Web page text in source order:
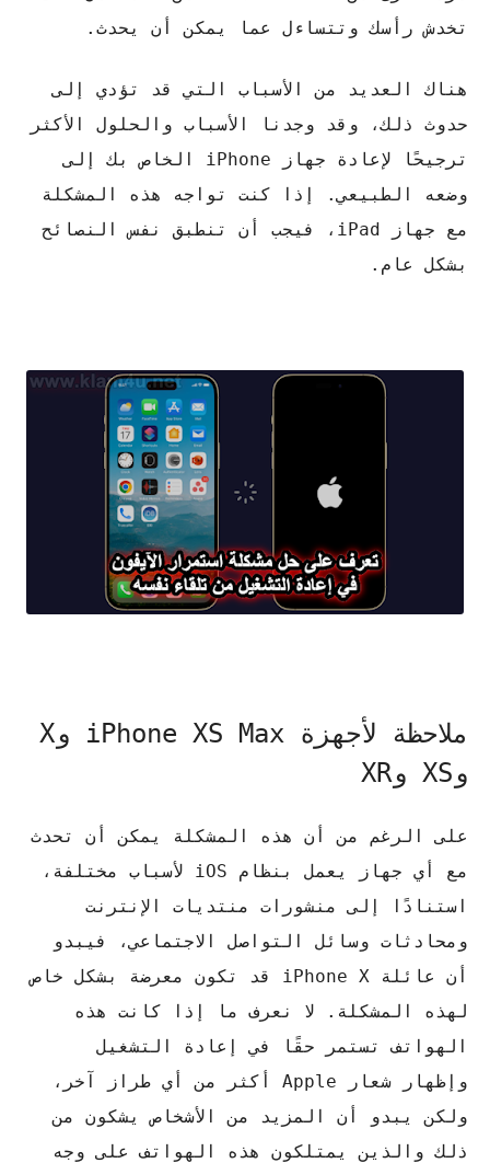
تخدش رأسك وتتساءل عما يمكن أن يحدث.
هناك العديد من الأسباب التي قد تؤدي إلى
حدوث ذلك، وقد وجدنا الأسباب والحلول الأكثر
ترجيحًا لإعادة جهاز iPhone الخاص بك إلى
وضعه الطبيعي. إذا كنت تواجه هذه المشكلة
مع جهاز iPad، فيجب أن تنطبق نفس النصائح
بشكل عام.
ملاحظة لأجهزة iPhone XS Max وX
وXS وXR
على الرغم من أن هذه المشكلة يمكن أن تحدث
مع أي جهاز يعمل بنظام iOS لأسباب مختلفة،
استنادًا إلى منشورات منتديات الإنترنت
ومحادثات وسائل التواصل الاجتماعي، فيبدو
أن عائلة iPhone X قد تكون معرضة بشكل خاص
لهذه المشكلة. لا نعرف ما إذا كانت هذه
الهواتف تستمر حقًا في إعادة التشغيل
وإظهار شعار Apple أكثر من أي طراز آخر،
ولكن يبدو أن المزيد من الأشخاص يشكون من
ذلك والذين يمتلكون هذه الهواتف على وجه